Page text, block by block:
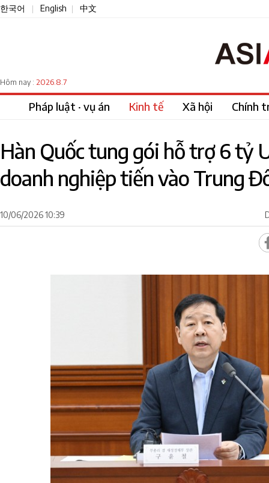
한국어 English 中文
Hôm nay : 2026.8.7
Pháp luật · vụ án Kinh tế Xã hội Chính
Hàn Quốc tung gói hỗ trợ 6 tỷ
doanh nghiệp tiến vào Trung
10/06/2026 10:39